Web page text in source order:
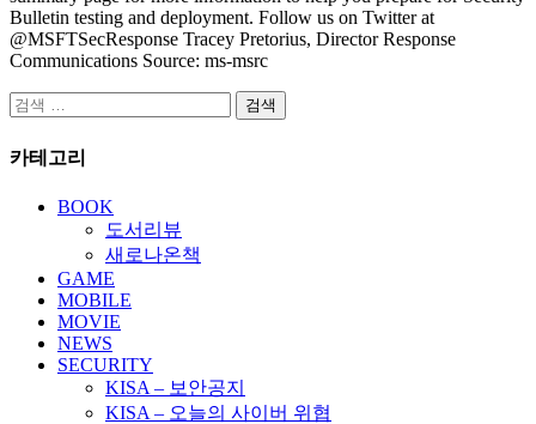
Bulletin testing and deployment. Follow us on Twitter at
@MSFTSecResponse Tracey Pretorius, Director Response
Communications Source: ms-msrc
검
카테고리
BOOK
도서리뷰
새로나온책
GAME
MOBILE
MOVIE
NEWS
SECURITY
KISA – 보안공지
KISA – 오늘의 사이버 위협